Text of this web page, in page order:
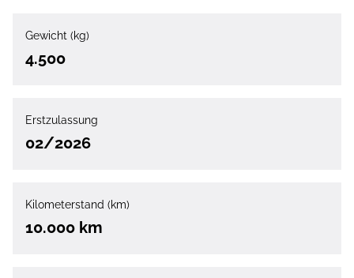
Gewicht (kg)
4.500
Erstzulassung
02/2026
Kilometerstand (km)
10.000 km